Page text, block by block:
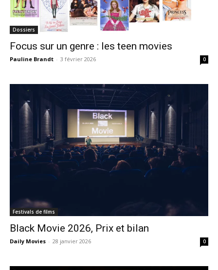
Dossiers
Focus sur un genre : les teen movies
Pauline Brandt - 3 février 2026 0
Festivals de films
Black Movie 2026, Prix et bilan
Daily Movies - 28 janvier 2026 0